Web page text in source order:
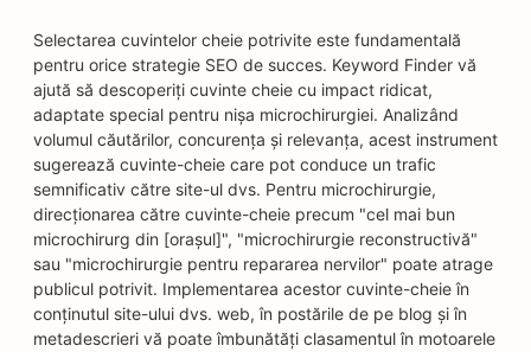
Selectarea cuvintelor cheie potrivite este fundamentală
pentru orice strategie SEO de succes. Keyword Finder vă
ajută să descoperiți cuvinte cheie cu impact ridicat,
adaptate special pentru nișa microchirurgiei. Analizând
volumul căutărilor, concurența și relevanța, acest instrument
sugerează cuvinte-cheie care pot conduce un trafic
semnificativ către site-ul dvs. Pentru microchirurgie,
direcționarea către cuvinte-cheie precum "cel mai bun
microchirurg din [orașul]", "microchirurgie reconstructivă"
sau "microchirurgie pentru repararea nervilor" poate atrage
publicul potrivit. Implementarea acestor cuvinte-cheie în
conținutul site-ului dvs. web, în postările de pe blog și în
metadescrieri vă poate îmbunătăți clasamentul în motoarele